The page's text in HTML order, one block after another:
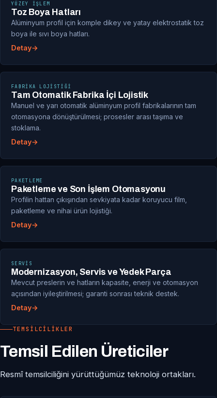
YÜZEY İŞLEM
Toz Boya Hatları
Alüminyum profil için komple dikey ve yatay elektrostatik toz
boya ile sıvı boya hatları.
Detay
FABRIKA LOJISTIĞI
Tam Otomatik Fabrika İçi Lojistik
Manuel ve yarı otomatik alüminyum profil fabrikalarının tam
otomasyona dönüştürülmesi; prosesler arası taşıma ve
stoklama.
Detay
PAKETLEME
Paketleme ve Son İşlem Otomasyonu
Profilin hattan çıkışından sevkiyata kadar koruyucu film,
paketleme ve nihai ürün lojistiği.
Detay
SERVIS
Modernizasyon, Servis ve Yedek Parça
Mevcut preslerin ve hatların kapasite, enerji ve otomasyon
açısından iyileştirilmesi; garanti sonrası teknik destek.
Detay
TEMSILCILIKLER
Temsil Edilen Üreticiler
Resmî temsilciliğini yürüttüğümüz teknoloji ortakları.